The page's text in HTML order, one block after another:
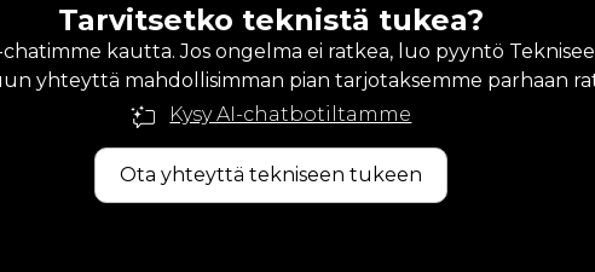
Tarvitsetko teknistä tukea?
kautta. Jos ongelma ei ratkea, luo pyyntö
yhteyttä mahdollisimman pian tarjotaksemme parhaan
Kysy AI-chatbotiltamme
Ota yhteyttä tekniseen tukeen